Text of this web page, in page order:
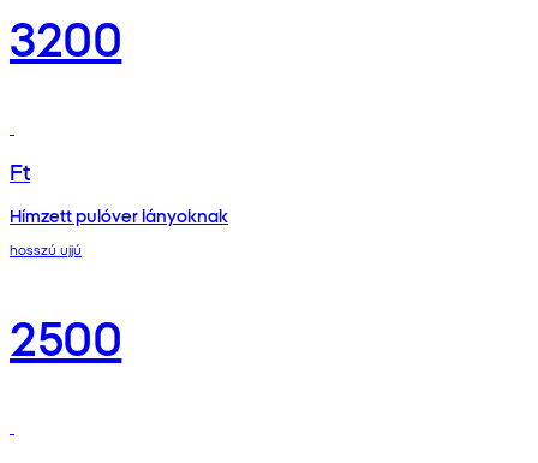
3200
Ft
Hímzett pulóver lányoknak
hosszú ujjú
2500